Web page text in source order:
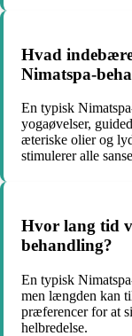
Hvad
Nimatspa-
En typisk
yogaøvelser,
æteriske olier og
stimulerer alle
Hvor lang tid
behandling?
En typisk
men længden kan
præferencer for at
helbredelse.